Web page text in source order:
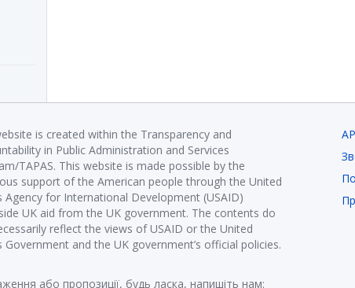
is created within the Transparency and
in Public Administration and Services
TAPAS. This website is made possible by the
support of the American people through the United
Agency for International Development (USAID)
UK aid from the UK government. The contents do
reflect the views of USAID or the United
Government and the UK government’s official policies.
або пропозиції, будь ласка, напишіть нам: